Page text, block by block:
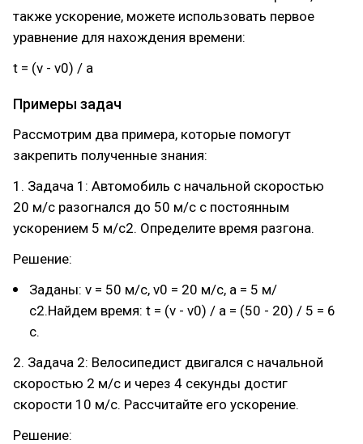
также ускорение, можете использовать первое
уравнение для нахождения времени:
t = (v - v0) / a
Примеры задач
Рассмотрим два примера, которые помогут
закрепить полученные знания:
1. Задача 1: Автомобиль с начальной скоростью
20 м/с разогнался до 50 м/с с постоянным
ускорением 5 м/с2. Определите время разгона.
Решение:
Заданы: v = 50 м/с, v0 = 20 м/с, a = 5 м/
с2.Найдем время: t = (v - v0) / a = (50 - 20) / 5 = 6
с.
2. Задача 2: Велосипедист двигался с начальной
скоростью 2 м/с и через 4 секунды достиг
скорости 10 м/с. Рассчитайте его ускорение.
Решение: